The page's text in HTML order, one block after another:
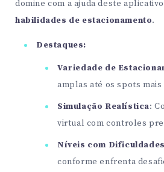
domine com a ajuda deste
habilidades de estacionamento.
Destaques:
Variedade de
amplas até os spots
Simulação Realística:
virtual com controles
Níveis com
conforme enfrenta